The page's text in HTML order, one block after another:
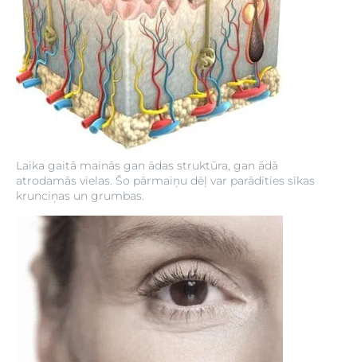
Laika gaitā mainās gan ādas struktūra, gan ādā
atrodamās vielas. Šo pārmaiņu dēļ var parādīties sīkas
krunciņas un grumbas.